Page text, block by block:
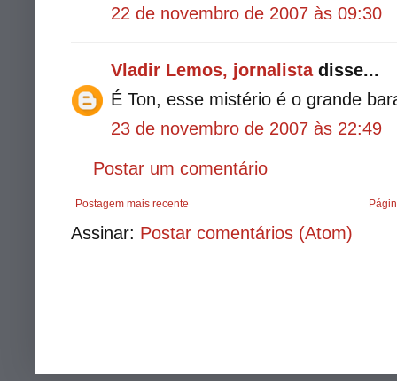
22 de novembro de 2007 às 09:30
Vladir Lemos, jornalistadisse...
É Ton, esse mistério é o grande
23 de novembro de 2007 às 22:49
Postar um comentário
Postagem mais recente
Assinar: Postar comentários (Atom)